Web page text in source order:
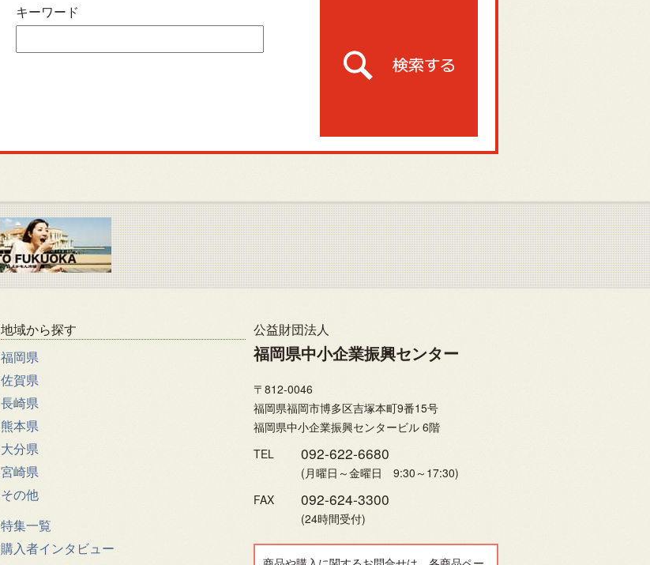
キーワード
地域から探す
福岡県
佐賀県
長崎県
熊本県
大分県
宮崎県
その他
特集一覧
購入者インタビュー
公益財団法人
福岡県中小企業振興センター
〒812-0046
福岡県福岡市博多区吉塚本町9番15号
福岡県中小企業振興センタービル 6階
TEL
092-622-6680
(月曜日～金曜日 9:30～17:30)
FAX
092-624-3300
(24時間受付)